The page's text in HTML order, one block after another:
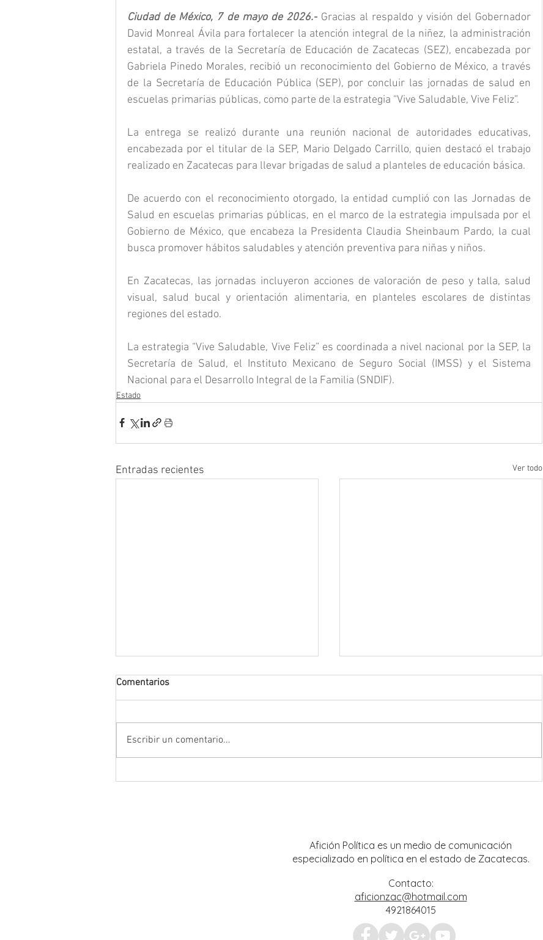
Ciudad de México, 7 de mayo de 2026.- Gracias al respaldo y visión del Gobernador
David Monreal Ávila para fortalecer la atención integral de la niñez, la administración
estatal, a través de la Secretaría de Educación de Zacatecas (SEZ), encabezada por
Gabriela Pinedo Morales, recibió un reconocimiento del Gobierno de México, a través
de la Secretaría de Educación Pública (SEP), por concluir las jornadas de salud en
escuelas primarias públicas, como parte de la estrategia “Vive Saludable, Vive Feliz”.
La entrega se realizó durante una reunión nacional de autoridades educativas,
encabezada por el titular de la SEP, Mario Delgado Carrillo, quien destacó el trabajo
realizado en Zacatecas para llevar brigadas de salud a planteles de educación básica.
De acuerdo con el reconocimiento otorgado, la entidad cumplió con las Jornadas de
Salud en escuelas primarias públicas, en el marco de la estrategia impulsada por el
Gobierno de México, que encabeza la Presidenta Claudia Sheinbaum Pardo, la cual
busca promover hábitos saludables y atención preventiva para niñas y niños.
En Zacatecas, las jornadas incluyeron acciones de valoración de peso y talla, salud
visual, salud bucal y orientación alimentaria, en planteles escolares de distintas
regiones del estado.
La estrategia “Vive Saludable, Vive Feliz” es coordinada a nivel nacional por la SEP, la
Secretaría de Salud, el Instituto Mexicano de Seguro Social (IMSS) y el Sistema
Nacional para el Desarrollo Integral de la Familia (SNDIF).
Estado
Entradas recientes Ver todo
Comentarios
Escribir un comentario...
Afición Política es un medio de comunicación
especializado en política en el estado de Zacatecas.
Contacto:
aficionzac@hotmail.com
4921864015